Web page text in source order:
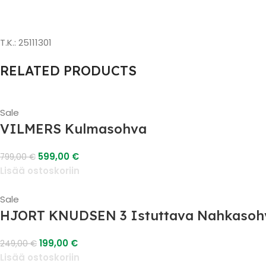
T.K.: 25111301
RELATED PRODUCTS
Sale
VILMERS Kulmasohva
799,00€ 599,00 €
Lisää ostoskoriin
Sale
HJORT KNUDSEN 3 Istuttava
249,00€ 199,00 €
Lisää ostoskoriin